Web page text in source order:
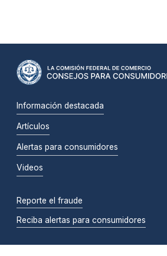
Información destacada
Artículos
Alertas para consumidores
Videos
Reporte el fraude
Reciba alertas para consumidores